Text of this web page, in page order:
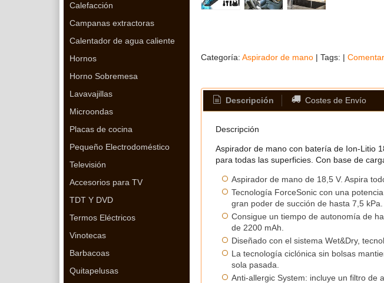
Calefacción
Campanas extractoras
Calentador de agua caliente
Hornos
Horno Sobremesa
Lavavajillas
Microondas
Placas de cocina
Pequeño Electrodoméstico
Televisión
Accesorios para TV
TDT Y DVD
Termos Eléctricos
Vinotecas
Barbacoas
Quitapelusas
Categoría: Aspirador de mano| Tags: |
Descripción Costes de Envío
Descripción
Aspirador de mano con batería de Ion-Litio
para todas las superficies. Con base de
Aspirador de mano de 18,5 V. Aspira
Tecnología ForceSonic con una
gran poder de succión de hasta 7,5 kPa.
Consigue un tiempo de autonomía de
de 2200 mAh.
Diseñado con el sistema Wet&Dry,
La tecnología ciclónica sin bolsas
sola pasada.
Anti-allergic System: incluye un filtro de